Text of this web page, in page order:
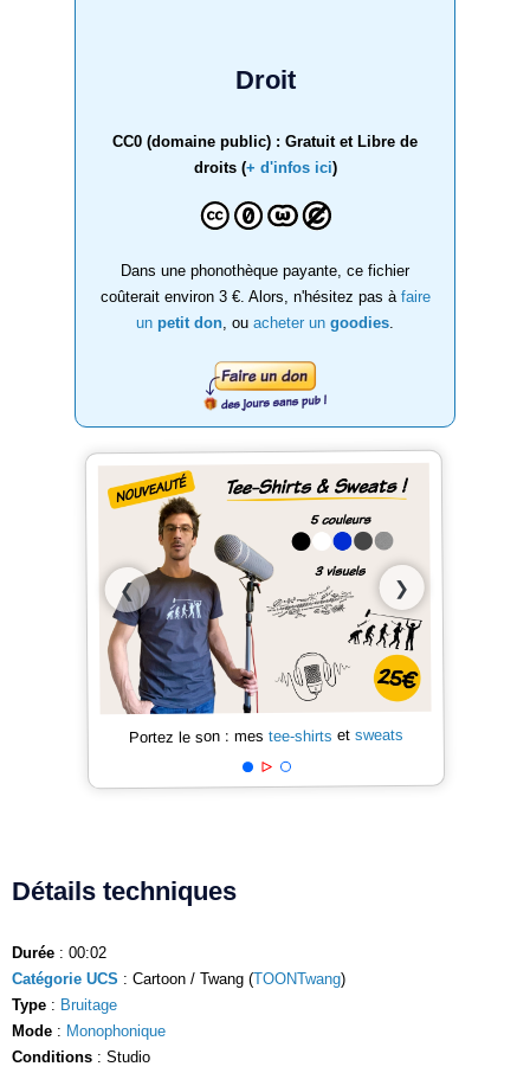
Droit
CC0 (domaine public) : Gratuit et Libre de
droits (+ d'infos ici)
Dans une phonothèque payante, ce fichier
coûterait environ 3 €. Alors, n'hésitez pas à faire
un petit don , ou acheter un goodies
❮ ❯
Portez le son : mes tee-shirts et sweats
Détails techniques
Durée : 00:02
Catégorie UCS : Cartoon / Twang (TOONTwang)
Type : Bruitage
Mode : Monophonique
Conditions : Studio